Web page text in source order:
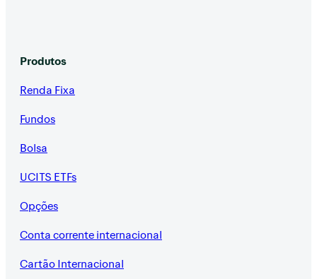
Produtos
Renda Fixa
Fundos
Bolsa
UCITS ETFs
Opções
Conta corrente internacional
Cartão Internacional